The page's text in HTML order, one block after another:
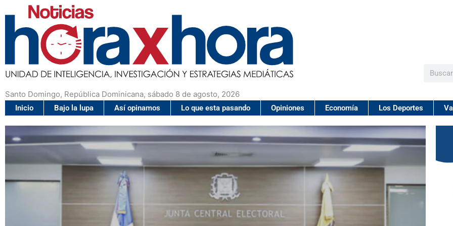
Santo Domingo, República Dominicana, sábado 8 de agosto, 2026
Buscar
Inicio Bajo la lupa Así opinamos Lo que esta pasando Opiniones Economía Los Deportes